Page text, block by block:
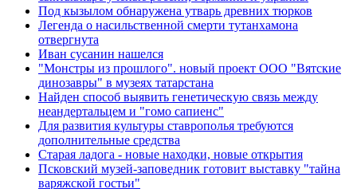
Под кызылом обнаружена утварь древних тюрков
Легенда о насильственной смерти тутанхамона
отвергнута
Иван сусанин нашелся
"Монстры из прошлого". новый проект ООО "Вятские
динозавры" в музеях татарстана
Найден способ выявить генетическую связь между
неандертальцем и "гомо сапиенс"
Для развития культуры ставрополья требуются
дополнительные средства
Старая ладога - новые находки, новые открытия
Псковский музей-заповедник готовит выставку "тайна
варяжской гостьи"